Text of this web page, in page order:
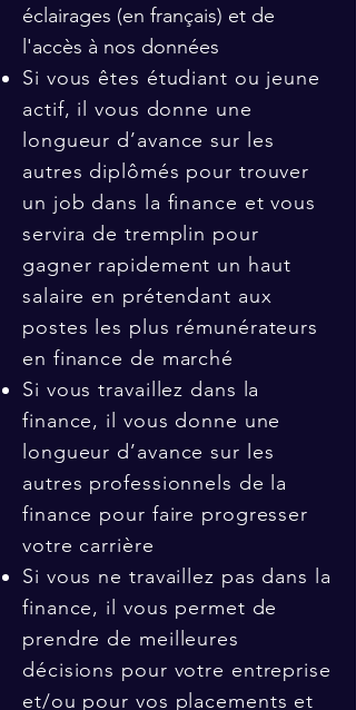
éclairages (en français) et de
l'accès à nos données
Si vous êtes étudiant ou jeune
actif, il vous donne une
longueur d’avance sur les
autres diplômés pour trouver
un job dans la finance et vous
servira de tremplin pour
gagner rapidement un haut
salaire en prétendant aux
postes les plus rémunérateurs
en finance de marché
Si vous travaillez dans la
finance, il vous donne une
longueur d’avance sur les
autres professionnels de la
finance pour faire progresser
votre carrière
Si vous ne travaillez pas dans la
finance, il vous permet de
prendre de meilleures
décisions pour votre entreprise
et/ou pour vos placements et